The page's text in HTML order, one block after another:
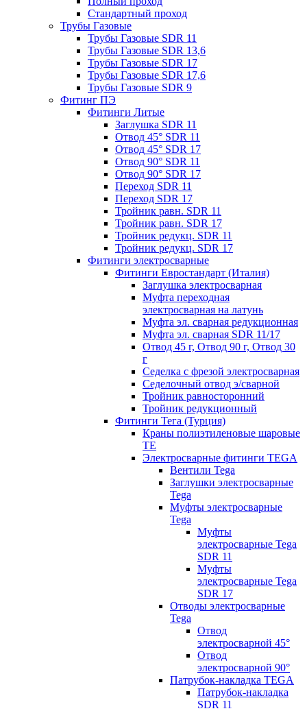
Стандартный проход
Трубы Газовые
Трубы Газовые SDR 11
Трубы Газовые SDR 13,6
Трубы Газовые SDR 17
Трубы Газовые SDR 17,6
Трубы Газовые SDR 9
Фитинг ПЭ
Фитинги Литые
Заглушка SDR 11
Отвод 45° SDR 11
Отвод 45° SDR 17
Отвод 90° SDR 11
Отвод 90° SDR 17
Переход SDR 11
Переход SDR 17
Тройник равн. SDR 11
Тройник равн. SDR 17
Тройник редукц. SDR 11
Тройник редукц. SDR 17
Фитинги электросварные
Фитинги Евростандарт (Италия)
Заглушка электросварная
Муфта переходная
электросварная на латунь
Муфта эл. cварная редукционная
Муфта эл. сварная SDR 11/17
Отвод 45 г, Отвод 90 г, Отвод 30
г
Седелка с фрезой электросварная
Седелочный отвод э/сварной
Тройник равносторонний
Тройник редукционный
Фитинги Тега (Турция)
Краны полиэтиленовые шаровые
TE
Электросварные фитинги TEGA
Вентили Tega
Заглушки электросварные
Tega
Муфты электросварные
Tega
Муфты
электросварные Tega
SDR 11
Муфты
электросварные Tega
SDR 17
Отводы электросварные
Tega
Отвод
электросварной 45°
Отвод
электросварной 90°
Патрубок-накладка TEGA
Патрубок-накладка
SDR 11